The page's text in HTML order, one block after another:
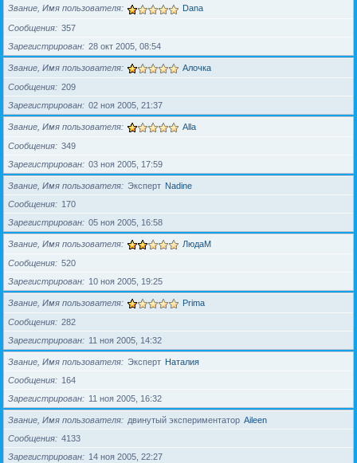
Звание, Имя пользователя Dana
Сообщения
357
Зарегистрирован
28 окт 2005, 08:54
Звание, Имя пользователя Алочка
Сообщения
209
Зарегистрирован
02 ноя 2005, 21:37
Звание, Имя пользователя Alla
Сообщения
349
Зарегистрирован
03 ноя 2005, 17:59
Звание, Имя пользователя Эксперт Nadine
Сообщения
170
Зарегистрирован
05 ноя 2005, 16:58
Звание, Имя пользователя ЛюдаМ
Сообщения
520
Зарегистрирован
10 ноя 2005, 19:25
Звание, Имя пользователя Prima
Сообщения
282
Зарегистрирован
11 ноя 2005, 14:32
Звание, Имя пользователя Эксперт Наталия
Сообщения
164
Зарегистрирован
11 ноя 2005, 16:32
Звание, Имя пользователя двинутый экспериментатор Aileen
Сообщения
4133
Зарегистрирован
14 ноя 2005, 22:27